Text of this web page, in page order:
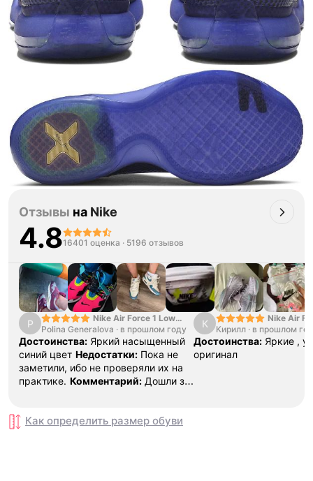
Отзывы на Nike
4.816401 оценка · 5196 отзывов
P
Nike Air Force 1 Low
College Pack White
Blue
Polina Generalova · в прошлом году
Достоинства: Яркий насыщенный
синий цвет Недостатки: Пока не
заметили, ибо не проверяли их на
практике. Комментарий: Дошли за
К
Nike Air
Yellow
Кирилл · в прошлом
Достоинства: Яркие ,
оригинал
Как определить размер обуви